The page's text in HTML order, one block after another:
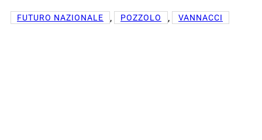
FUTURO NAZIONALE , POZZOLO , VANNACCI